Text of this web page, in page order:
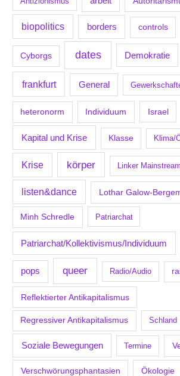
biopolitics borders controls
Cyborgs dates Demokratie
frankfurt General
heteronorm Individuum Israel
Kapital und Krise Klasse Klima/
Krise körper Linker Mainstream
listen&dance Lothar Galow-
Minh Schredle Patriarchat
Patriarchat/Kollektivismus/Individuum
pops queer Radio/Audio
Reflektierter Antikapitalismus
Regressiver Antikapitalismus Schland
Soziale Bewegungen Termine
Verschwörungsphantasien Ökologie